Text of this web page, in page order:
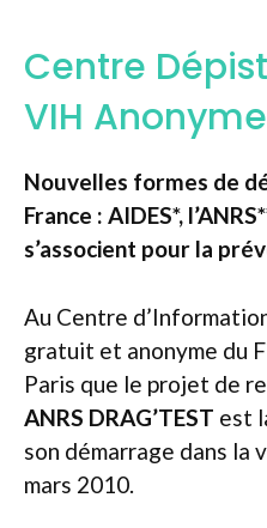
Centre
VIH
Nouvelles formes de
France : AIDES*,
s’associent pour la
Au Centre
gratuit et anonyme du
Paris que le projet de
ANRS DRAG’TEST est
son démarrage dans la
mars 2010.